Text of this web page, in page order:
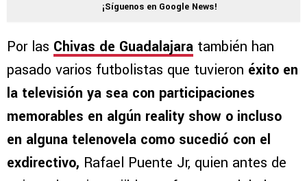
¡Síguenos en Google News!
Por las Chivas de Guadalajara también han
pasado varios futbolistas que tuvieron éxito en
la televisión ya sea con participaciones
memorables en algún reality show o incluso
en alguna telenovela como sucedió con el
exdirectivo, Rafael Puente Jr, quien antes de